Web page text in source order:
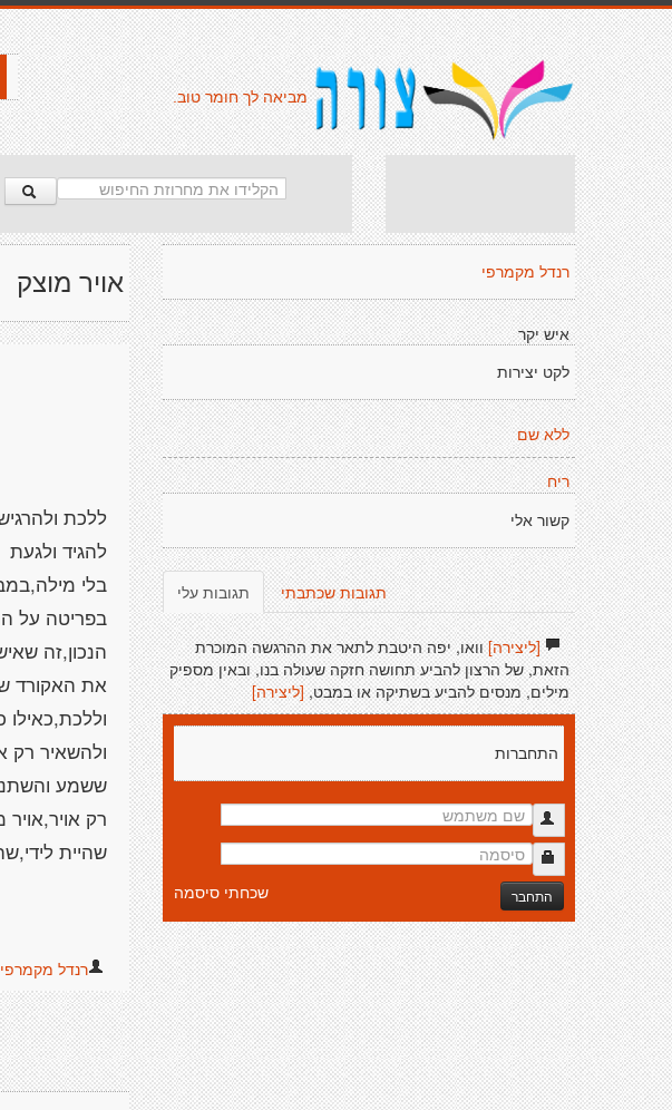
מביאה לך חומר טוב.
אויר מוצק
רנדל מקמרפי
רנדל מקמרפי
איש יקר
לקט יצירות
ללא שם
ריח
קשור אלי
תגובות עלי תגובות שכתבתי
[ליצירה]וואו, יפה היטבת לתאר את ההרגשה המוכרת
הזאת, של הרצון להביע תחושה חזקה שעולה בנו, ובאין מספיק
מילים, מנסים להביע בשתיקה או במבט,[ליצירה]
התחברות
התחבר שכחתי סיסמה